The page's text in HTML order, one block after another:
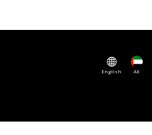
AE
English